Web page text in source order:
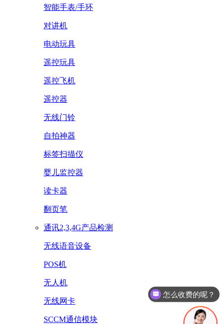
智能手表/手环
对讲机
电动玩具
遥控玩具
遥控飞机
遥控器
无线门铃
自拍神器
标签扫描仪
婴儿监控器
读卡器
翻页笔
通讯2,3,4G产品检测
无线语音设备
POS机
无人机
无线网卡
SCCM通信模块
办理流程是什么？